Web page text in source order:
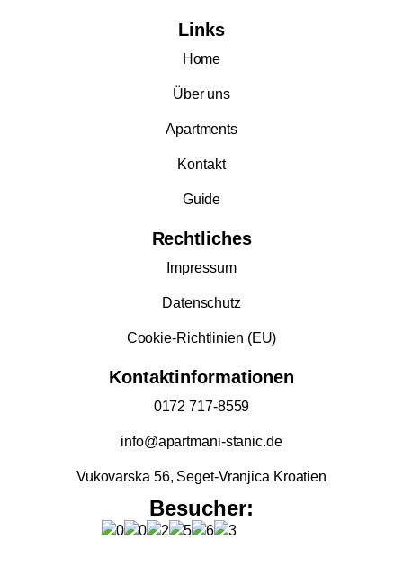
Links
Home
Über uns
Apartments
Kontakt
Guide
Rechtliches
Impressum
Datenschutz
Cookie-Richtlinien (EU)
Kontaktinformationen
0172 717-8559
info@apartmani-stanic.de
Vukovarska 56, Seget-Vranjica Kroatien
Besucher: